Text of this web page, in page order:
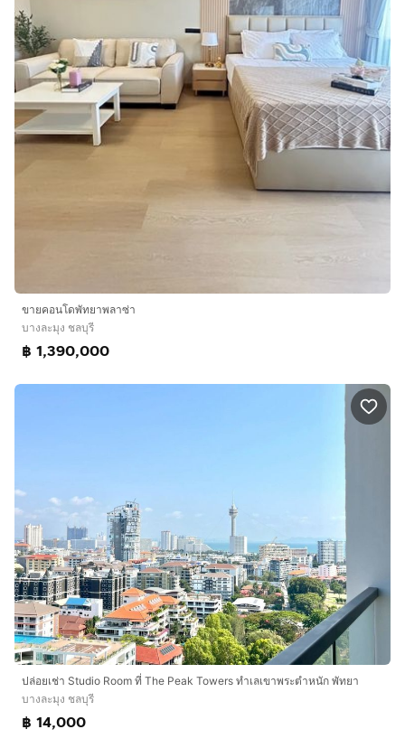
ขายคอนโดพัทยาพลาซ่า
บางละมุง ชลบุรี
฿ 1,390,000
ปล่อยเช่า Studio Room ที่ The Peak Towers ทำเลเขาพระตำหนัก พัทยา
บางละมุง ชลบุรี
฿ 14,000